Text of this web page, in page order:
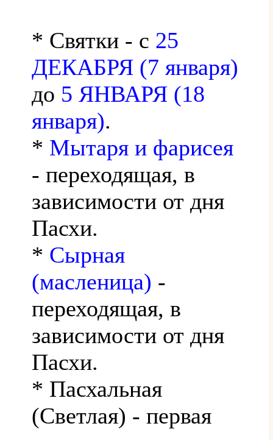
* Святки - с 25
ДЕКАБРЯ (7 января)
до 5 ЯНВАРЯ (18
января).
* Мытаря и фарисея
- переходящая, в
зависимости от дня
Пасхи.
* Сырная
(масленица) -
переходящая, в
зависимости от дня
Пасхи.
* Пасхальная
(Светлая) - первая